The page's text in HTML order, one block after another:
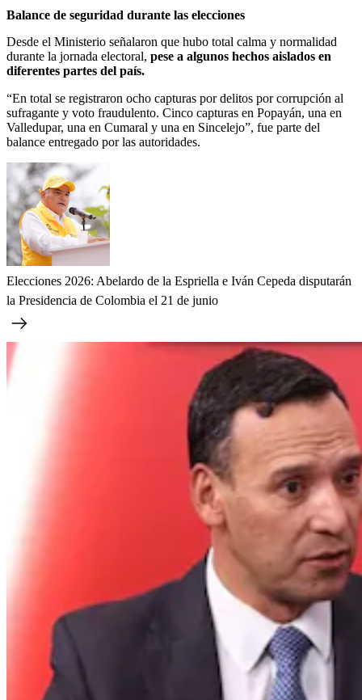
Balance de seguridad durante las elecciones
Desde el Ministerio señalaron que hubo total calma y normalidad
durante la jornada electoral, pese a algunos hechos aislados en
diferentes partes del país.
“En total se registraron ocho capturas por delitos por corrupción al
sufragante y voto fraudulento. Cinco capturas en Popayán, una en
Valledupar, una en Cumaral y una en Sincelejo”, fue parte del
balance entregado por las autoridades.
Elecciones 2026: Abelardo de la Espriella e Iván Cepeda disputarán
la Presidencia de Colombia el 21 de junio